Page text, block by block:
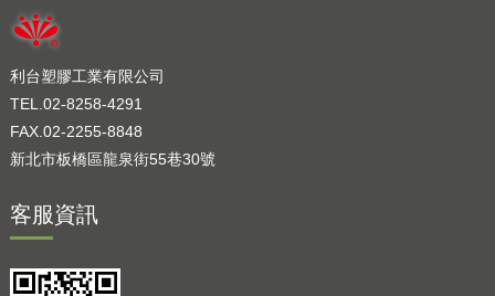
利台塑膠工業有限公司
TEL.02-8258-4291
FAX.02-2255-8848
新北市板橋區龍泉街55巷30號
客服資訊